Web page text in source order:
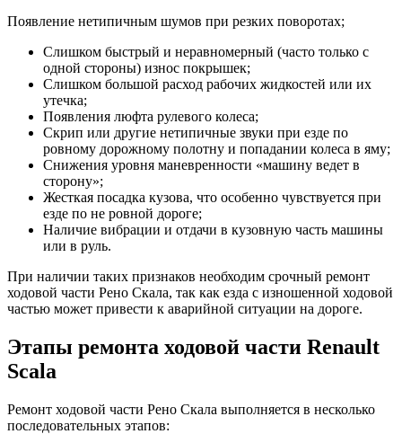
Появление нетипичным шумов при резких поворотах;
Слишком быстрый и неравномерный (часто только с
одной стороны) износ покрышек;
Слишком большой расход рабочих жидкостей или их
утечка;
Появления люфта рулевого колеса;
Скрип или другие нетипичные звуки при езде по
ровному дорожному полотну и попадании колеса в яму;
Снижения уровня маневренности «машину ведет в
сторону»;
Жесткая посадка кузова, что особенно чувствуется при
езде по не ровной дороге;
Наличие вибрации и отдачи в кузовную часть машины
или в руль.
При наличии таких признаков необходим срочный ремонт
ходовой части Рено Скала, так как езда с изношенной ходовой
частью может привести к аварийной ситуации на дороге.
Этапы ремонта ходовой части Renault
Scala
Ремонт ходовой части Рено Скала выполняется в несколько
последовательных этапов: